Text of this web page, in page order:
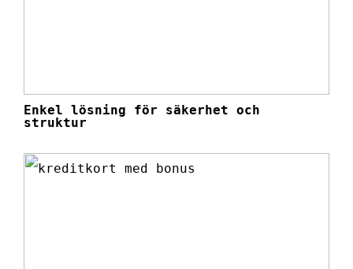
Enkel lösning för säkerhet och
struktur